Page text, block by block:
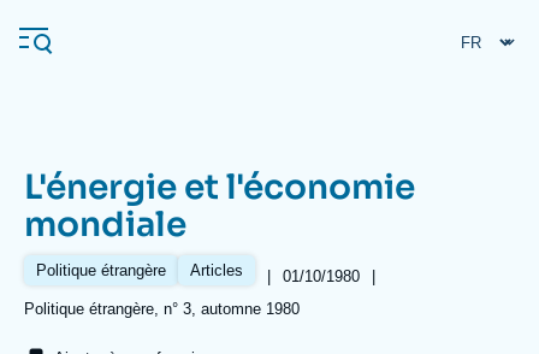
au
contenu
Navigation
principale
L'Ifri
Analyses
L'énergie et l'économie
mondiale
Politique étrangère Articles |
Date
de
01/10/1980
|
Références
Politique étrangère, n° 3, automne 1980